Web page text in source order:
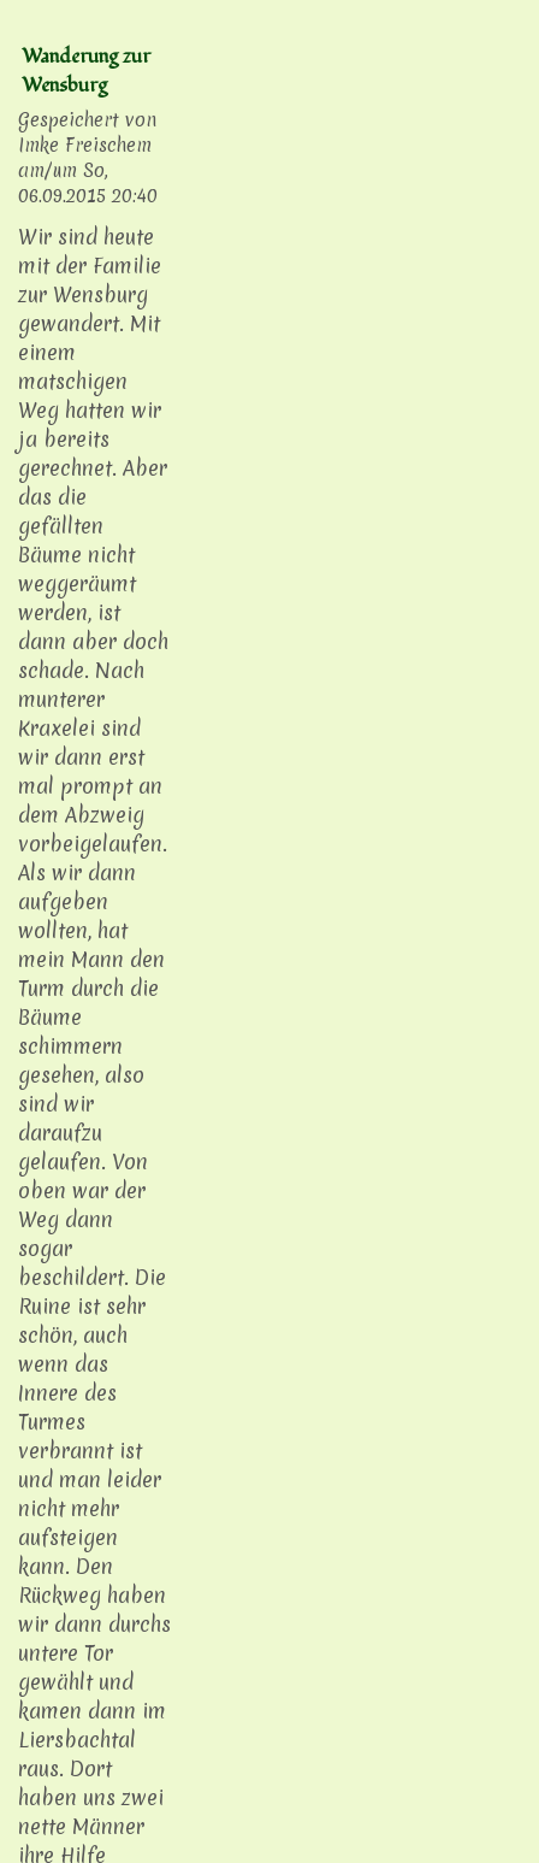
Wanderung zur
Wensburg
Gespeichert von
Imke Freischem
am/um So,
06.09.2015 20:40
Wir sind heute
mit der Familie
zur Wensburg
gewandert. Mit
einem
matschigen
Weg hatten wir
ja bereits
gerechnet. Aber
das die
gefällten
Bäume nicht
weggeräumt
werden, ist
dann aber doch
schade. Nach
munterer
Kraxelei sind
wir dann erst
mal prompt an
dem Abzweig
vorbeigelaufen.
Als wir dann
aufgeben
wollten, hat
mein Mann den
Turm durch die
Bäume
schimmern
gesehen, also
sind wir
daraufzu
gelaufen. Von
oben war der
Weg dann
sogar
beschildert. Die
Ruine ist sehr
schön, auch
wenn das
Innere des
Turmes
verbrannt ist
und man leider
nicht mehr
aufsteigen
kann. Den
Rückweg haben
wir dann durchs
untere Tor
gewählt und
kamen dann im
Liersbachtal
raus. Dort
haben uns zwei
nette Männer
ihre Hilfe